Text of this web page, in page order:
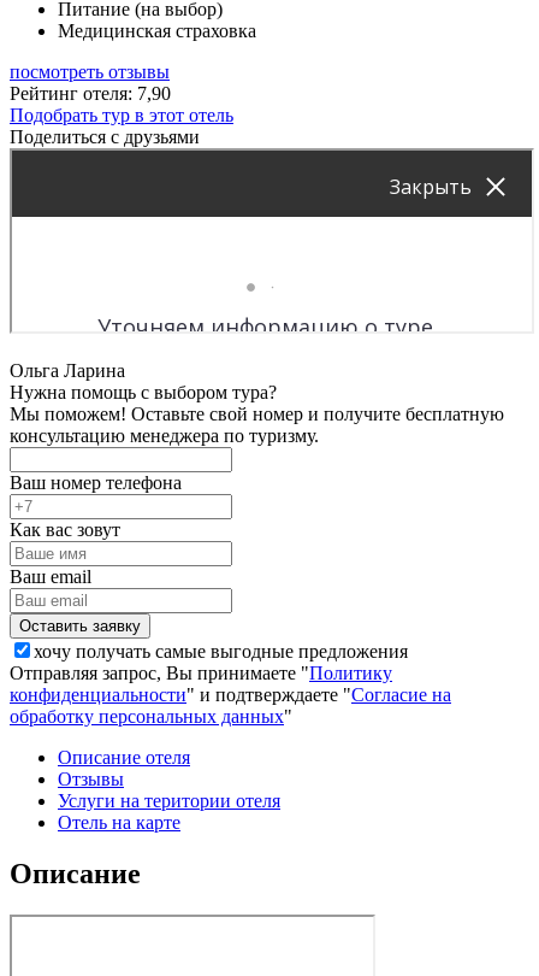
Питание (на выбор)
Медицинская страховка
посмотреть отзывы
Рейтинг отеля: 7,90
Подобрать тур в этот отель
Поделиться с друзьями
Ольга Ларина
Нужна помощь с выбором тура?
Мы поможем! Оставьте свой номер и получите бесплатную
консультацию менеджера по туризму.
Ваш номер телефона
Как вас зовут
Ваш email
хочу получать самые выгодные предложения
Отправляя запрос, Вы принимаете "Политику
конфиденциальности" и подтверждаете "Согласие на
обработку персональных данных"
Описание отеля
Отзывы
Услуги на територии отеля
Отель на карте
Описание